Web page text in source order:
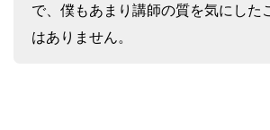
で、僕もあまり講師の質を気にした
はありません。